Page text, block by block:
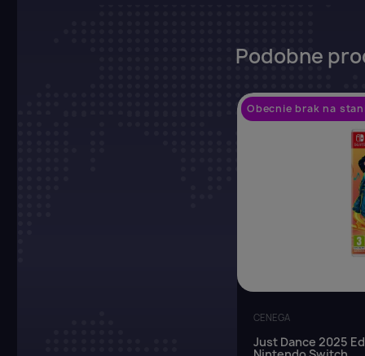
Podobne
Obecnie brak na
CENEGA
Just Dance 2025